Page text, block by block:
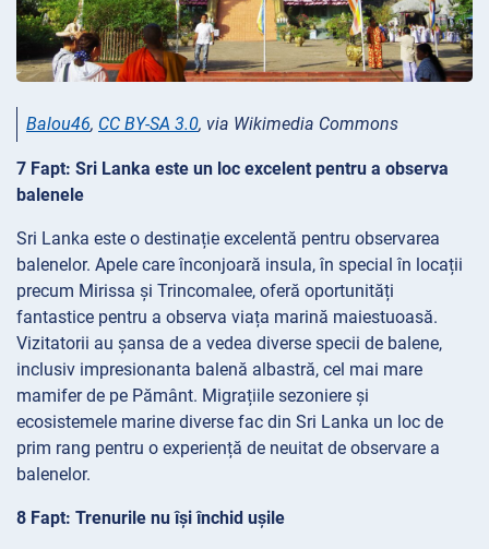
Balou46, CC BY-SA 3.0, via Wikimedia Commons
7 Fapt: Sri Lanka este un loc excelent pentru a observa
balenele
Sri Lanka este o destinație excelentă pentru observarea
balenelor. Apele care înconjoară insula, în special în locații
precum Mirissa și Trincomalee, oferă oportunități
fantastice pentru a observa viața marină maiestuoasă.
Vizitatorii au șansa de a vedea diverse specii de balene,
inclusiv impresionanta balenă albastră, cel mai mare
mamifer de pe Pământ. Migrațiile sezoniere și
ecosistemele marine diverse fac din Sri Lanka un loc de
prim rang pentru o experiență de neuitat de observare a
balenelor.
8 Fapt: Trenurile nu își închid ușile